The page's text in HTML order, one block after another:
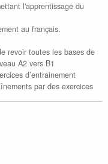
l'apprentissage du
au français.
revoir toutes les bases de
A2 vers B1
d’entrainement
par des exercices